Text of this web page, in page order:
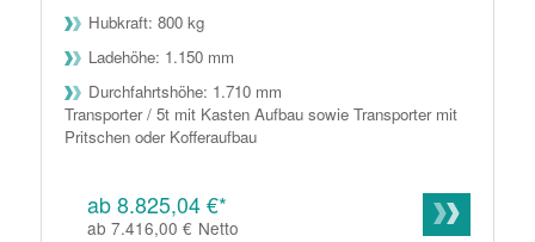
Hubkraft: 800 kg
Ladehöhe: 1.150 mm
Durchfahrtshöhe: 1.710 mm
Transporter / 5t mit Kasten Aufbau sowie Transporter mit
Pritschen oder Kofferaufbau
ab 8.825,04 €*
ab 7.416,00 € Netto